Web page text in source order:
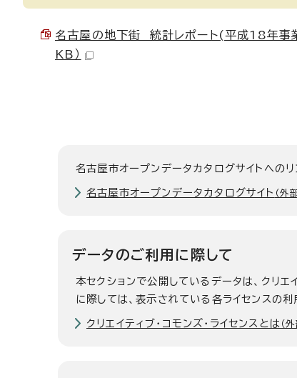
名古屋の地下街 統計レポート(平成18年
KB）
名古屋市オープンデータカタログサイトへの
名古屋市オープンデータカタログサイト （外
データのご利用に際して
本セクションで公開しているデータは、クリエ
に際しては、表示されている各ライセンスの
クリエイティブ・コモンズ・ライセンスとは （